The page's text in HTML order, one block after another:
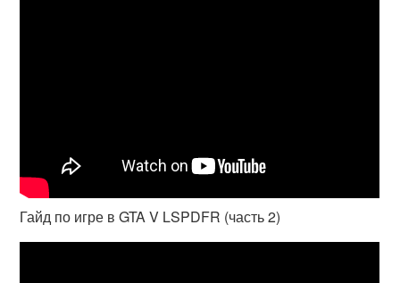
Гайд по игре в GTA V LSPDFR (часть 2)